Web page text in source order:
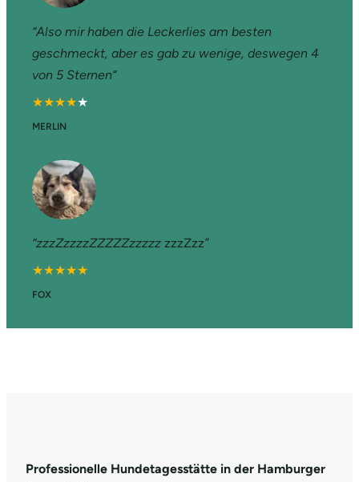
“Also mir haben die Leckerlies am besten
geschmeckt, aber es gab zu wenige, deswegen 4
von 5 Sternen“
★★★★★
MERLIN
“zzzZzzzzZZZZZzzzzz zzzZzz”
★★★★★
FOX
Professionelle Hundetagesstätte in der Hamburger